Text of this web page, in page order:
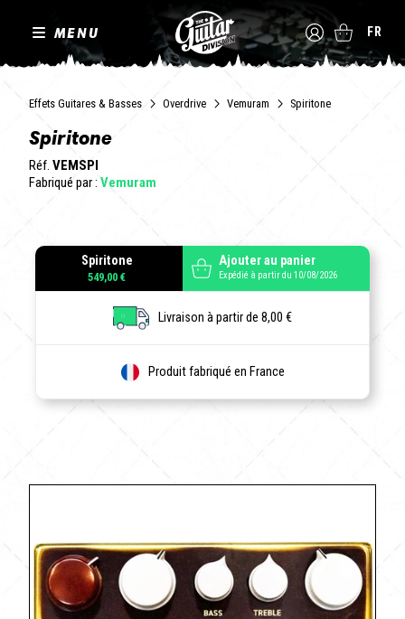
MENU FR
Effets Guitares & Basses Overdrive Vemuram Spiritone
Spiritone
Réf. VEMSPI
Fabriqué par : Vemuram
Spiritone
549,00 €
Ajouter au panier
Expédié à partir du 10/08/2026
Livraison à partir de 8,00 €
Produit fabriqué en France